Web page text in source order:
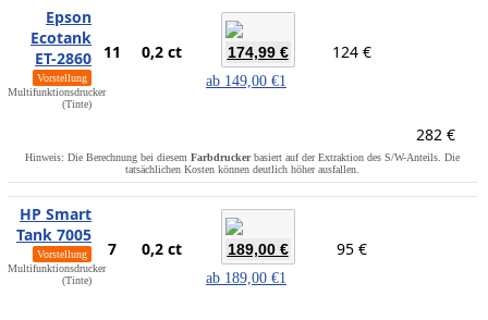
Epson
Ecotank
ET-2860
Vorstellung
Multifunktionsdrucker
(Tinte)
11 0,2 ct 174,99 €
ab 149,00 €1
124 €
282 €
Hinweis: Die Berechnung bei diesem Farbdruckerbasiert auf der Extraktion des S/W-Anteils. Die
tatsächlichen Kosten können deutlich höher ausfallen.
HP Smart
Tank 7005
Vorstellung
Multifunktionsdrucker
(Tinte)
7 0,2 ct 189,00 €
ab 189,00 €1
95 €